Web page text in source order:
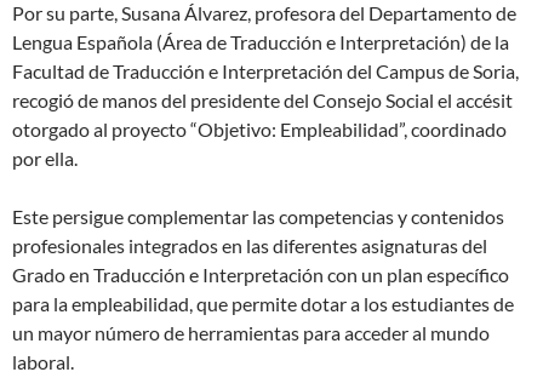
Por su parte, Susana Álvarez, profesora del Departamento de
Lengua Española (Área de Traducción e Interpretación) de la
Facultad de Traducción e Interpretación del Campus de Soria,
recogió de manos del presidente del Consejo Social el accésit
otorgado al proyecto “Objetivo: Empleabilidad”, coordinado
por ella.
Este persigue complementar las competencias y contenidos
profesionales integrados en las diferentes asignaturas del
Grado en Traducción e Interpretación con un plan específico
para la empleabilidad, que permite dotar a los estudiantes de
un mayor número de herramientas para acceder al mundo
laboral.